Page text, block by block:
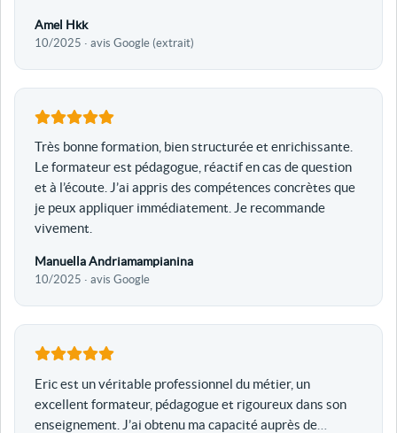
Amel Hkk
10/2025 · avis Google (extrait)
Très bonne formation, bien structurée et enrichissante.
Le formateur est pédagogue, réactif en cas de question
et à l’écoute. J’ai appris des compétences concrètes que
je peux appliquer immédiatement. Je recommande
vivement.
Manuella Andriamampianina
10/2025 · avis Google
Eric est un véritable professionnel du métier, un
excellent formateur, pédagogue et rigoureux dans son
enseignement. J’ai obtenu ma capacité auprès de…